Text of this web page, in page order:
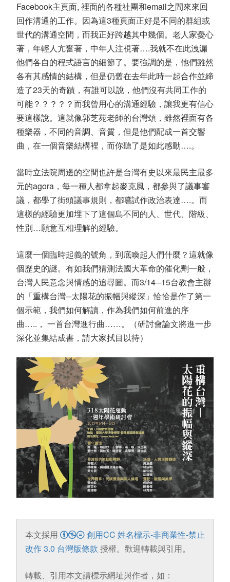
Facebook主頁面, 裡面的各種社團和email之間來來回
回作溝通的工作。因為這3種頁面正好是不同的群組或
世代的溝通空間，而我正好跨越其中幾個。老人家憂心
著，年輕人亢奮著，中年人注視著….我就不在此洩漏
他們各自的程式語言的細節了。要強調的是，他們雖然
各有其感情的結構，但是仍舊在去年此時一起合作並締
造了23天的奇蹟，有誰可以說，他們沒有共同工作的
可能？？？？？而我曾用心的溝通經驗，讓我更有信心
要這樣說。這就像郭芝苑老師的台灣頌，雖然裡面有各
種樂器，不同的音調、音質，但是他們配成一首交響
曲，在一個音樂結構裡，而你聽了是如此感動….。
當時立法院周邊的空間也許是台灣有史以來最民主最多
元的agora，每一種人都拿起麥克風，都參與了議事審
議，都學了街頭議事規則，都嚐試作政治表達….。而
這樣的經驗更加埋下了這個島不同的人、世代、階級、
性別…願意互相理解的經驗。
這麼一個臨時起義的號角，到底喚起人們什麼？這就像
個歷史的謎。有如我們猜測法國大革命的催化劑一般，
台灣人民意念與情感的追尋圖。而3/14─15台教會主辦
的「重構台灣─太陽花的振幅與縱深」恰恰是作了第一
個示範，我們如何解讀，作為我們如何前進的序
曲…..， 一首台灣進行曲……。（研討會論文將進一步
深化並集結成書，請大家拭目以待）
本文採用
創用CC 姓名標示-非商業性-禁止
改作 3.0 台灣版條款 授權。歡迎轉載與引用。
轉載、引用本文請標示網址與作者，如：